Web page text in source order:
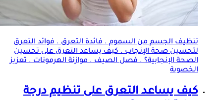
تنظيف الجسم من السموم . فائدةالتعرق. فوائدالتعرق
لتحسين صحة الإنجاب . كيف يساعدالتعرقعلى تحسين
الصحة الإنجابية؟ . فصل الصيف . موازنة الهرمونات . تعزيز
الخصوبة
كيف يساعدالتعرقعلى تنظيم درجة